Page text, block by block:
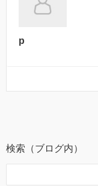
p
検索（ブログ内）